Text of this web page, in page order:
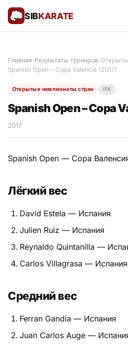
SIBKARATE
Все статьи
История и философия
Мастера киокушинкай
Питание
Растяжка и ОФП
Терминология
Главная›Результаты турниров›
Spanish Open – Copa Valencia (2017)
Открытые чемпионаты стран IFK
Spanish Open – Copa
2017
Spanish Open — Copa
Лёгкий вес
David Estela — Испания
Julien Ruiz — Испания
Reynaldo Quintanilla —
Carlos Villagrasa — Испания
Средний вес
Ferran Gandia — Испания
Juan Carlos Auge —